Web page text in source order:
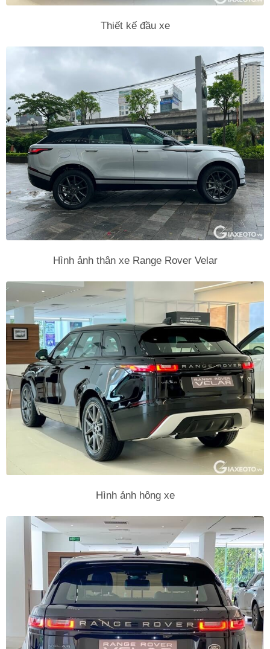
Thiết kế đầu xe
Hình ảnh thân xe Range Rover Velar
Hình ảnh hông xe